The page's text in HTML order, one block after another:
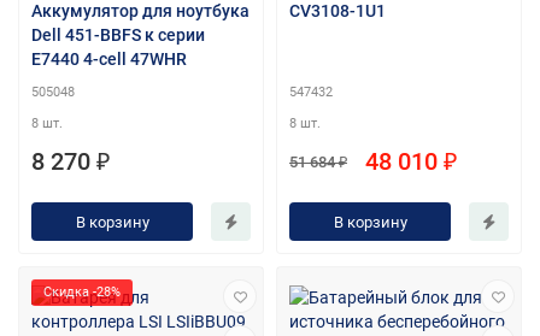
Аккумулятор для ноутбука
Dell 451-BBFS к серии
E7440 4-cell 47WHR
505048
8 шт.
8 270 ₽
В корзину
CV3108-1U1
547432
8 шт.
51 684 ₽ 48 010 ₽
В корзину
Скидка -28%